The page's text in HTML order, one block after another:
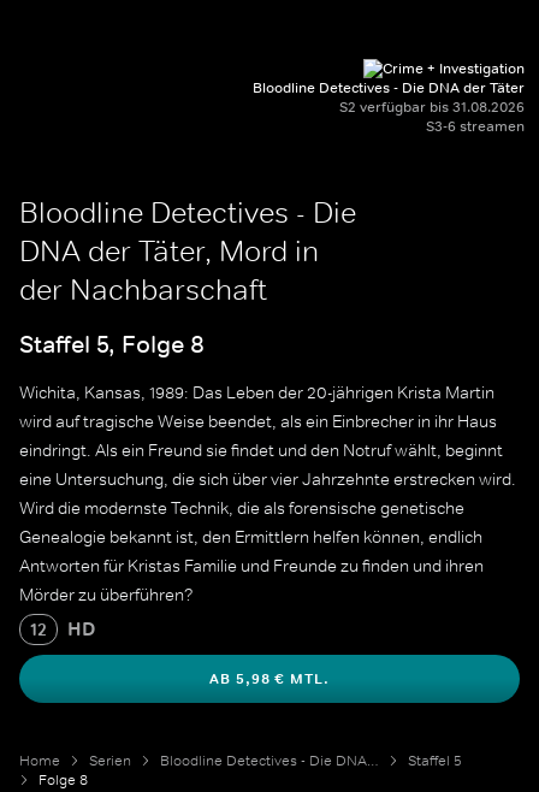
Bloodline Detectives - Die DNA der Täter
S2 verfügbar bis 31.08.2026
S3-6 streamen
Bloodline Detectives - Die
DNA der Täter, Mord in
der Nachbarschaft
Staffel 5, Folge 8
Wichita, Kansas, 1989: Das Leben der 20-jährigen Krista Martin
wird auf tragische Weise beendet, als ein Einbrecher in ihr Haus
eindringt. Als ein Freund sie findet und den Notruf wählt, beginnt
eine Untersuchung, die sich über vier Jahrzehnte erstrecken wird.
Wird die modernste Technik, die als forensische genetische
Genealogie bekannt ist, den Ermittlern helfen können, endlich
Antworten für Kristas Familie und Freunde zu finden und ihren
Mörder zu überführen?
12
HD
AB 5,98 € MTL.
Home Serien Bloodline Detectives - Die DNA der Täter
Staffel 5
Folge 8